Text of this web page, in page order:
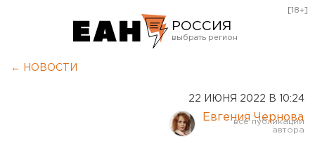
РОССИЯ
Курган
Оренбург
[18+]
← НОВОСТИ
22 ИЮНЯ 2022 В 10:24
Евгения Чернова